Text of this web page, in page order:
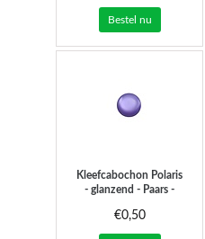
Bestel nu
Kleefcabochon Polaris
- glanzend - Paars -
€0,50